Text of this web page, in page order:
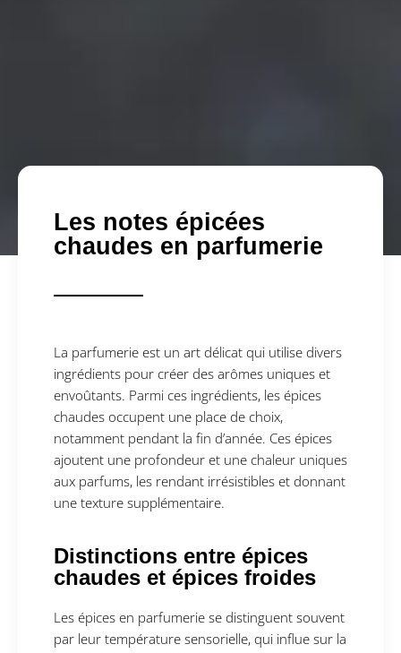
Les notes épicées
chaudes en parfumerie
La parfumerie est un art délicat qui utilise divers
ingrédients pour créer des arômes uniques et
envoûtants. Parmi ces ingrédients, les épices
chaudes occupent une place de choix,
notamment pendant la fin d’année. Ces épices
ajoutent une profondeur et une chaleur uniques
aux parfums, les rendant irrésistibles et donnant
une texture supplémentaire.
Distinctions entre épices
chaudes et épices froides
Les épices en parfumerie se distinguent souvent
par leur température sensorielle, qui influe sur la